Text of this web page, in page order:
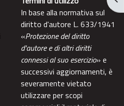
In base alla normativa sul
diritto d'autore L. 633/1941
«Protezione del diritto
d'autore e di altri diritti
connessi al suo esercizio» e
successivi aggiornamenti, è
severamente vietato
utilizzare per scopi